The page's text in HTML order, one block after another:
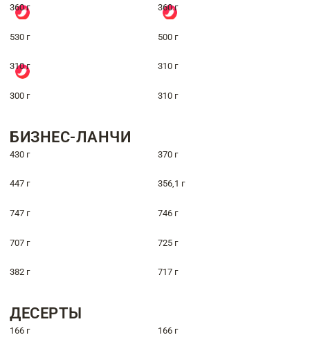
360 г 360 г
530 г 500 г
310 г 310 г
300 г 310 г
БИЗНЕС-ЛАНЧИ
430 г 370 г
447 г 356,1 г
747 г 746 г
707 г 725 г
382 г 717 г
ДЕСЕРТЫ
166 г 166 г